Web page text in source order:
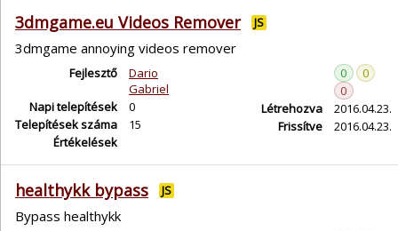
3dmgame.eu Videos Remover JS
3dmgame annoying videos remover
Fejlesztő
Dario
Gabriel
Napi telepítések
0
Telepítések száma
15
Értékelések
0
0
0
Létrehozva
2016.04.23.
Frissítve
2016.04.23.
healthykk bypass JS
Bypass healthykk